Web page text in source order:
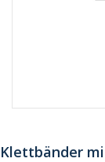
Klettbänder